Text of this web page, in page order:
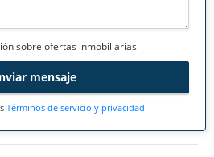
sobre ofertas inmobiliarias
mensaje
Términos de servicio y privacidad